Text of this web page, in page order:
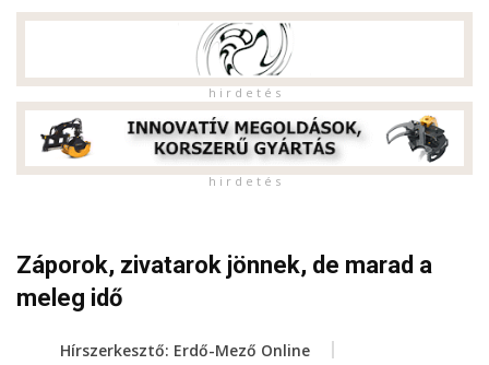
h i r d e t é s
h i r d e t é s
Záporok, zivatarok jönnek, de marad a
meleg idő
Hírszerkesztő: Erdő-Mező Online